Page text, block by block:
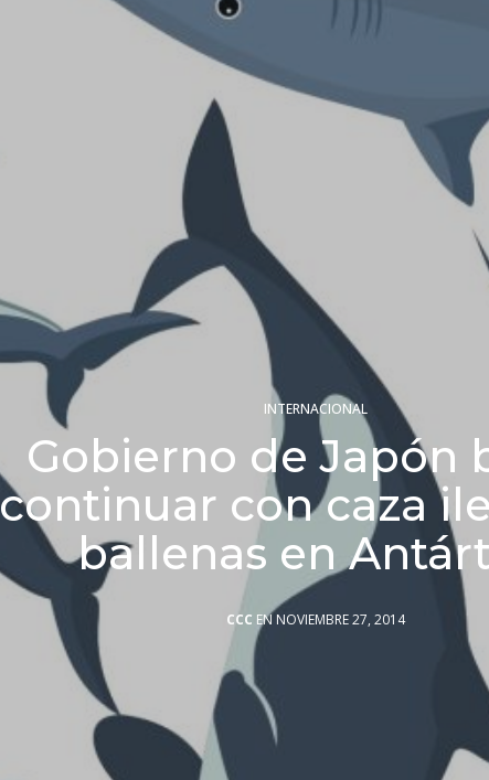
INTERNACIONAL
Gobierno de Japón
continuar con caza
ballenas en
CCC EN NOVIEMBRE 27, 2014